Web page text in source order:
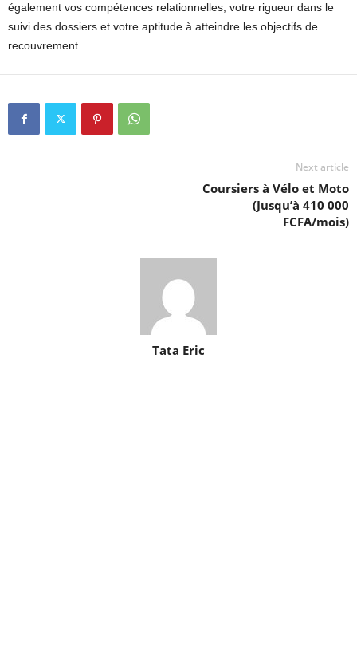
également vos compétences relationnelles, votre rigueur dans le
suivi des dossiers et votre aptitude à atteindre les objectifs de
recouvrement.
Next article
Coursiers à Vélo et Moto
(Jusqu’à 410 000
FCFA/mois)
Tata Eric